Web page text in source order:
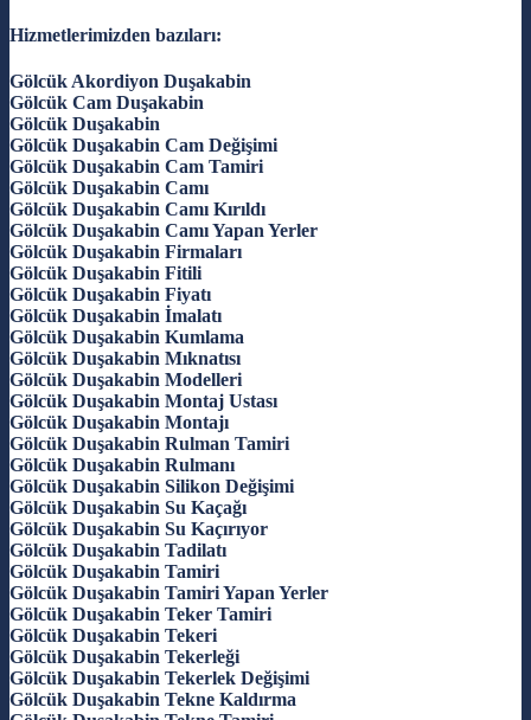
Hizmetlerimizden bazıları:
Gölcük Akordiyon Duşakabin
Gölcük Cam Duşakabin
Gölcük Duşakabin
Gölcük Duşakabin Cam Değişimi
Gölcük Duşakabin Cam Tamiri
Gölcük Duşakabin Camı
Gölcük Duşakabin Camı Kırıldı
Gölcük Duşakabin Camı Yapan Yerler
Gölcük Duşakabin Firmaları
Gölcük Duşakabin Fitili
Gölcük Duşakabin Fiyatı
Gölcük Duşakabin İmalatı
Gölcük Duşakabin Kumlama
Gölcük Duşakabin Mıknatısı
Gölcük Duşakabin Modelleri
Gölcük Duşakabin Montaj Ustası
Gölcük Duşakabin Montajı
Gölcük Duşakabin Rulman Tamiri
Gölcük Duşakabin Rulmanı
Gölcük Duşakabin Silikon Değişimi
Gölcük Duşakabin Su Kaçağı
Gölcük Duşakabin Su Kaçırıyor
Gölcük Duşakabin Tadilatı
Gölcük Duşakabin Tamiri
Gölcük Duşakabin Tamiri Yapan Yerler
Gölcük Duşakabin Teker Tamiri
Gölcük Duşakabin Tekeri
Gölcük Duşakabin Tekerleği
Gölcük Duşakabin Tekerlek Değişimi
Gölcük Duşakabin Tekne Kaldırma